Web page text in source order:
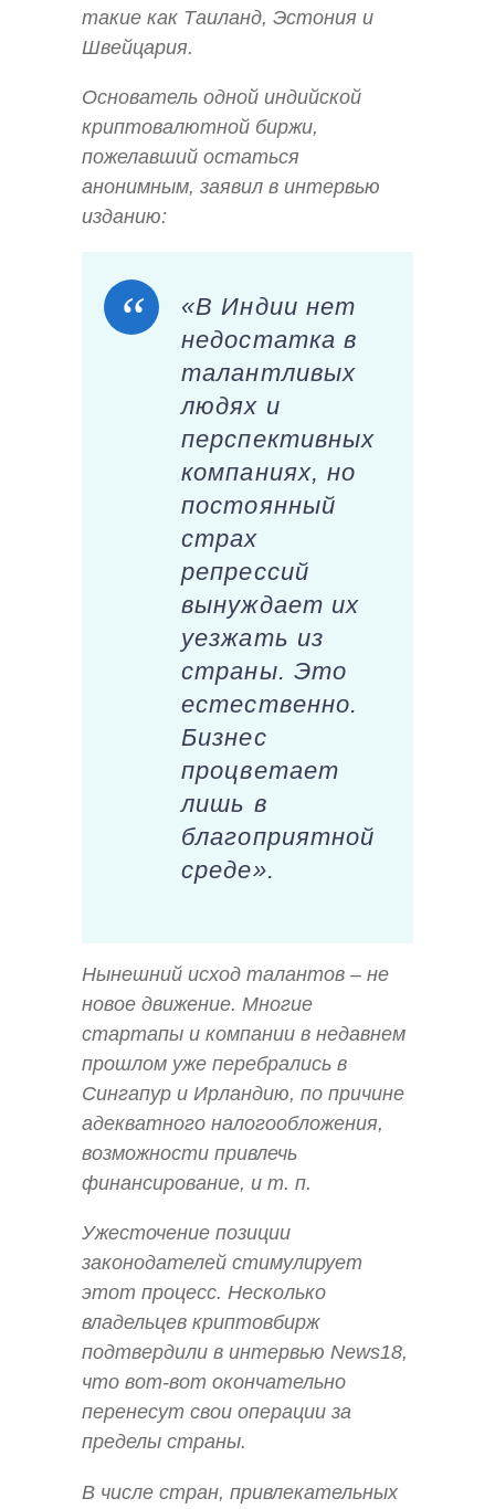
такие как Таиланд, Эстония и
Швейцария.
Основатель одной индийской
криптовалютной биржи,
пожелавший остаться
анонимным, заявил в интервью
изданию:
«В Индии нет
недостатка в
талантливых
людях и
перспективных
компаниях, но
постоянный
страх
репрессий
вынуждает их
уезжать из
страны. Это
естественно.
Бизнес
процветает
лишь в
благоприятной
среде».
Нынешний исход талантов – не
новое движение. Многие
стартапы и компании в недавнем
прошлом уже перебрались в
Сингапур и Ирландию, по причине
адекватного налогообложения,
возможности привлечь
финансирование, и т. п.
Ужесточение позиции
законодателей стимулирует
этот процесс. Несколько
владельцев криптовбирж
подтвердили в интервью News18,
что вот-вот окончательно
перенесут свои операции за
пределы страны.
В числе стран, привлекательных